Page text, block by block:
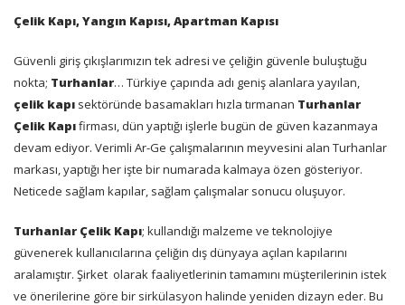
Çelik Kapı, Yangın Kapısı, Apartman Kapısı
Güvenli giriş çıkışlarımızın tek adresi ve çeliğin güvenle buluştuğu
nokta; Turhanlar… Türkiye çapında adı geniş alanlara yayılan,
çelik kapı sektöründe basamakları hızla tırmanan Turhanlar
Çelik Kapıfirması, dün yaptığı işlerle bugün de güven kazanmaya
devam ediyor. Verimli Ar-Ge çalışmalarının meyvesini alan Turhanlar
markası, yaptığı her işte bir numarada kalmaya özen gösteriyor.
Neticede sağlam kapılar, sağlam çalışmalar sonucu oluşuyor.
Turhanlar Çelik Kapı; kullandığı malzeme ve teknolojiye
güvenerek kullanıcılarına çeliğin dış dünyaya açılan kapılarını
aralamıştır. Şirket olarak faaliyetlerinin tamamını müşterilerinin istek
ve önerilerine göre bir sirkülasyon halinde yeniden dizayn eder. Bu